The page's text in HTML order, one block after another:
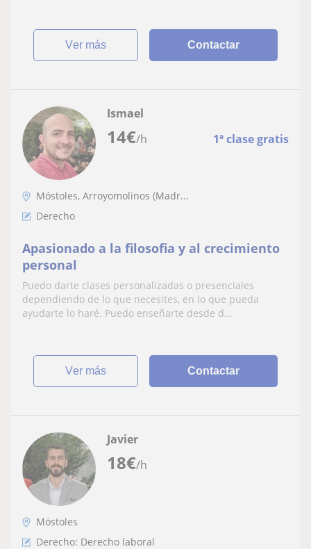
ver más Contactar
14€/h 1ª clase gratis
Ismael
Móstoles, Arroyomolinos (Madr...
Derecho
Apasionado a la filosofia y al crecimiento
personal
Puedo darte clases personalizadas o presenciales
dependiendo de lo que necesites, en lo que pueda
ayudarte lo haré. Puedo enseñarte desde d...
ver más Contactar
18€/h
Javier
Móstoles
Derecho: Derecho laboral